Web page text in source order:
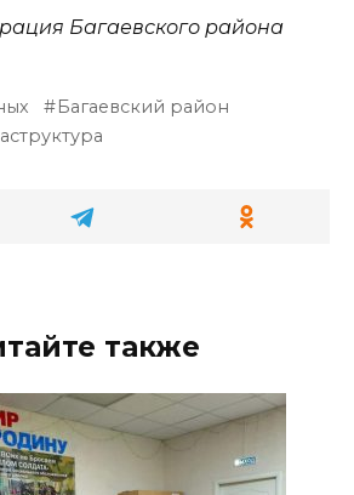
Багаевского района
Багаевский район
также